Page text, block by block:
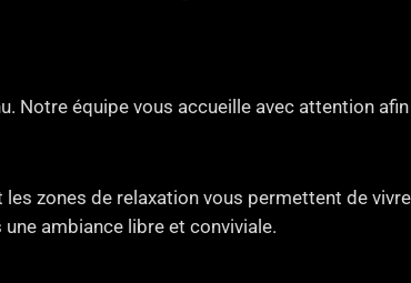
Notre équipe vous accueille avec attention
zones de relaxation vous permettent de
ambiance libre et conviviale.